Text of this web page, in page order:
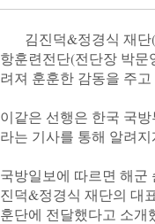
항훈련전단(전단장 박문
려져 훈훈한 감동을 주고
이같은 선행은 한국 국
라는 기사를 통해 알려지
국방일보에 따르면 해군
진덕&정경식 재단의 대
훈단에 전달했다고 소개